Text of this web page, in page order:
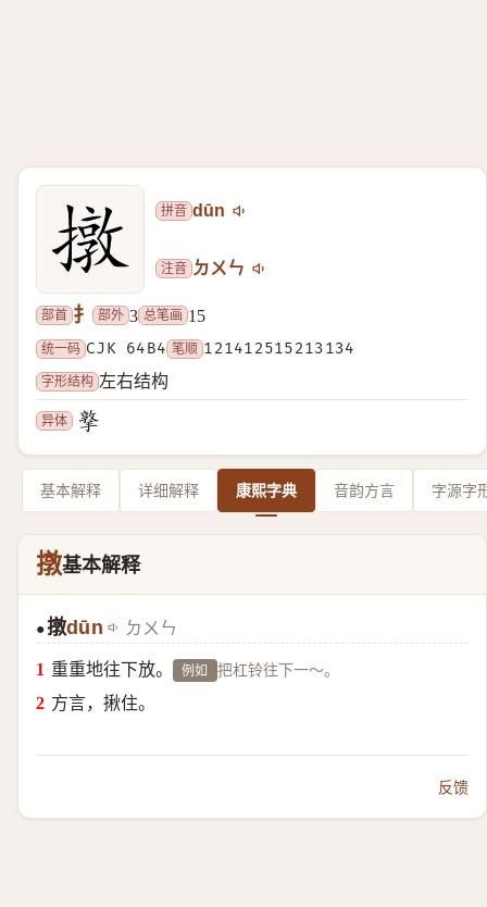
拼音 dūn
注音 ㄉㄨㄣ
部首 扌 部外 3 总笔画 15
统一码 CJK 64B4 笔顺 121412515213134
字形结构 左右结构
异体
基本解释 详细解释 康熙字典 音韵方言 字源字
撴基本解释
●撴dūn ㄉㄨㄣ
重重地往下放。 例如 把杠铃往下一～。
方言，揪住。
反馈